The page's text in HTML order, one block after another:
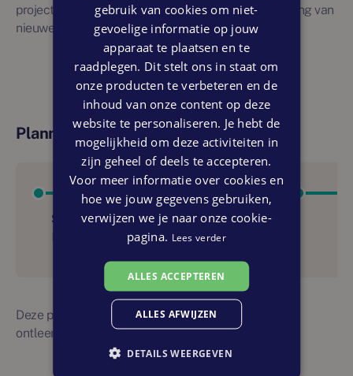
project te liken. U ontvangt dan via e-mail een melding van
nieuwe ontwikkelingen.
Planning
Start bouw
Eerste kwartaal 2024
Deze planning is indicatief. Er kunnen geen rechten
ontleend worden aan bovenstaande planning
gebruik van cookies om niet-
gevoelige informatie op jouw
apparaat te plaatsen en te
raadplegen. Dit stelt ons in staat om
onze producten te verbeteren en de
inhoud van onze content op deze
website te personaliseren. Je hebt de
mogelijkheid om deze activiteiten in
zijn geheel of deels te accepteren.
Voor meer informatie over cookies en
hoe we jouw gegevens gebruiken,
verwijzen we je naar onze cookie-
pagina. Lees verder
ALLES ACCEPTEREN
ALLES AFWIJZEN
DETAILS WEERGEVEN